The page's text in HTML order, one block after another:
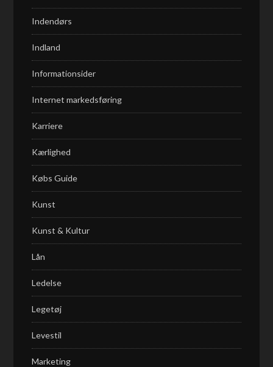
Indendørs
Indland
Informationsider
Internet markedsføring
Karriere
Kærlighed
Købs Guide
Kunst
Kunst & Kultur
Lån
Ledelse
Legetøj
Levestil
Marketing